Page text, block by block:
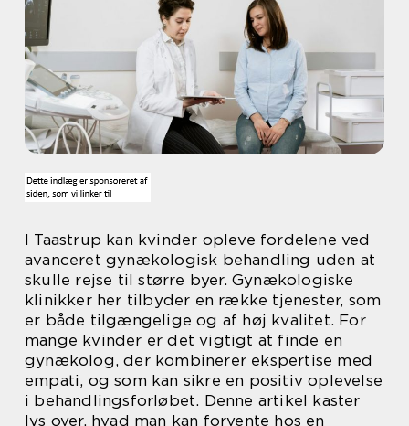
I Taastrup kan kvinder opleve fordelene ved
avanceret gynækologisk behandling uden at
skulle rejse til større byer. Gynækologiske
klinikker her tilbyder en række tjenester, som
er både tilgængelige og af høj kvalitet. For
mange kvinder er det vigtigt at finde en
gynækolog, der kombinerer ekspertise med
empati, og som kan sikre en positiv oplevelse
i behandlingsforløbet. Denne artikel kaster
lys over, hvad man kan forvente hos en